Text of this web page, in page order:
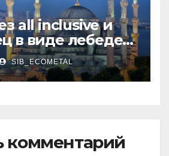
all inclusive и
в виде лебедей
Она
SIB_ECOMETAL
комментарий